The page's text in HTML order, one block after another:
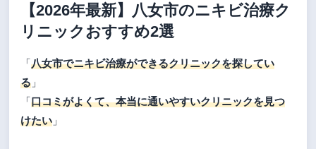
【2026年最新】八女市のニキビ治療ク
リニックおすすめ2選
「八女市でニキビ治療ができるクリニックを探してい
る 」
「口コミがよくて、本当に通いやすいクリニックを見つ
けたい 」